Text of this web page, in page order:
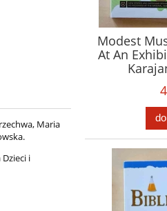
Maria
i
Modest
At An